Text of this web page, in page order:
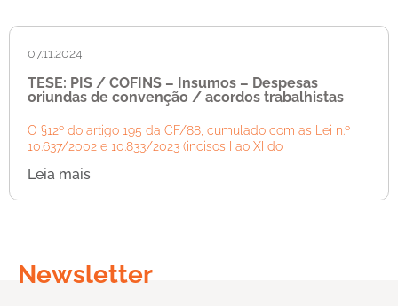
07.11.2024
TESE: PIS / COFINS – Insumos – Despesas
oriundas de convenção / acordos trabalhistas
O §12º do artigo 195 da CF/88, cumulado com as Lei n.º
10.637/2002 e 10.833/2023 (incisos I ao XI do
Leia mais
Newsletter